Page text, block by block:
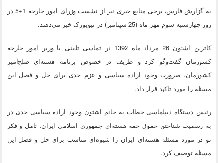
به گزارش فارس، برخی منابع خبری نیز از نشست وزرای امور خارجه 1+5 در
روز چهارشنبه سوم مهر ماه (25 سپتامبر) در نیویورک خبر می‌دهند.
کاترین اشتون 26 مرداد ماه 1392 در تماسی تلفنی با وزیر امور خارجه
کشورمان گفت‌وگو کرد و ظریف در خصوص برنامه هسته‌ای صلح‌آمیز
کشورمان، ضرورت وجود اراده سیاسی و عزم جدی برای حل و فصل این
مسئله را مورد تاکید قرار داد.
رئیس دستگاه دیپلماسی خطاب به خانم اشتون وجود اراده سیاسی جدی در
به رسمیت شناختن حقوق حقه هسته‌ای جمهوری اسلامی ایران، تامل و فکر
نو در مورد مسئله هسته‌ای ایران را شیوه‌ای مناسب برای حل و فصل این
مسئله توصیف کرد.